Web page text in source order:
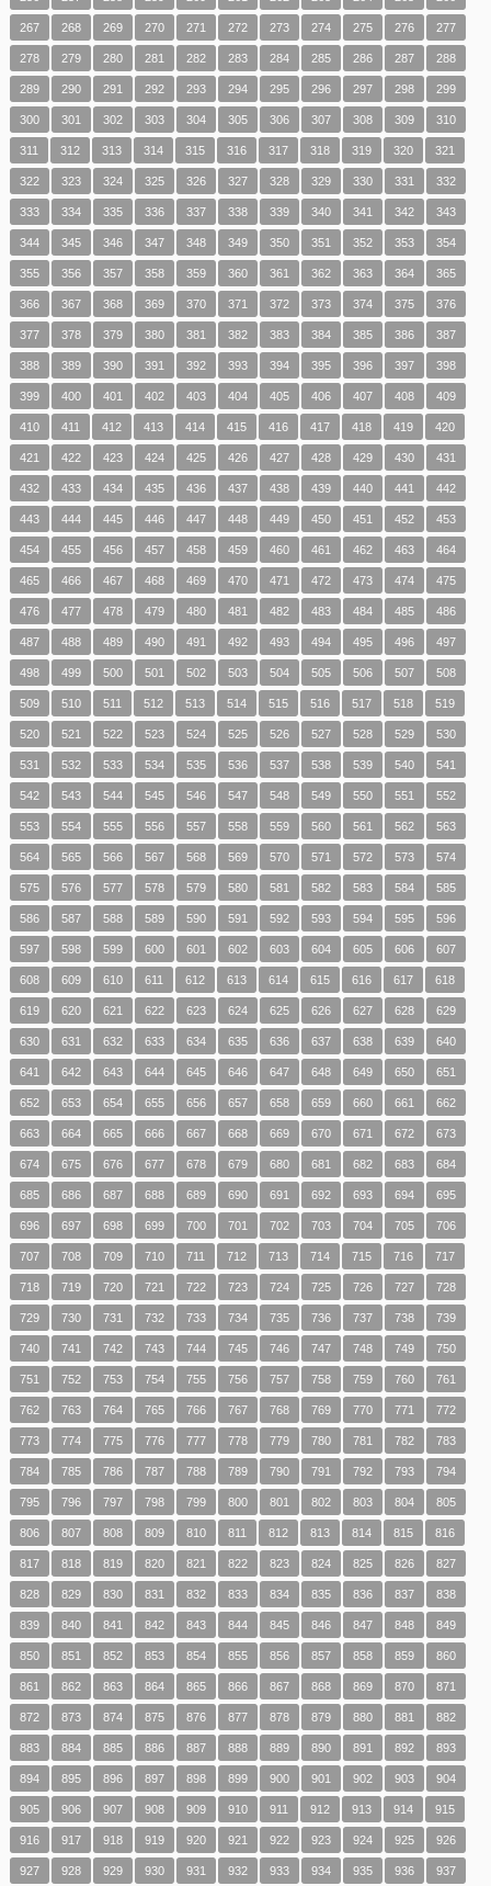
267 268 269 270 271 272 273 274 275 276 277
278 279 280 281 282 283 284 285 286 287 288
289 290 291 292 293 294 295 296 297 298 299
300 301 302 303 304 305 306 307 308 309 310
311 312 313 314 315 316 317 318 319 320 321
322 323 324 325 326 327 328 329 330 331 332
333 334 335 336 337 338 339 340 341 342 343
344 345 346 347 348 349 350 351 352 353 354
355 356 357 358 359 360 361 362 363 364 365
366 367 368 369 370 371 372 373 374 375 376
377 378 379 380 381 382 383 384 385 386 387
388 389 390 391 392 393 394 395 396 397 398
399 400 401 402 403 404 405 406 407 408 409
410 411 412 413 414 415 416 417 418 419 420
421 422 423 424 425 426 427 428 429 430 431
432 433 434 435 436 437 438 439 440 441 442
443 444 445 446 447 448 449 450 451 452 453
454 455 456 457 458 459 460 461 462 463 464
465 466 467 468 469 470 471 472 473 474 475
476 477 478 479 480 481 482 483 484 485 486
487 488 489 490 491 492 493 494 495 496 497
498 499 500 501 502 503 504 505 506 507 508
509 510 511 512 513 514 515 516 517 518 519
520 521 522 523 524 525 526 527 528 529 530
531 532 533 534 535 536 537 538 539 540 541
542 543 544 545 546 547 548 549 550 551 552
553 554 555 556 557 558 559 560 561 562 563
564 565 566 567 568 569 570 571 572 573 574
575 576 577 578 579 580 581 582 583 584 585
586 587 588 589 590 591 592 593 594 595 596
597 598 599 600 601 602 603 604 605 606 607
608 609 610 611 612 613 614 615 616 617 618
619 620 621 622 623 624 625 626 627 628 629
630 631 632 633 634 635 636 637 638 639 640
641 642 643 644 645 646 647 648 649 650 651
652 653 654 655 656 657 658 659 660 661 662
663 664 665 666 667 668 669 670 671 672 673
674 675 676 677 678 679 680 681 682 683 684
685 686 687 688 689 690 691 692 693 694 695
696 697 698 699 700 701 702 703 704 705 706
707 708 709 710 711 712 713 714 715 716 717
718 719 720 721 722 723 724 725 726 727 728
729 730 731 732 733 734 735 736 737 738 739
740 741 742 743 744 745 746 747 748 749 750
751 752 753 754 755 756 757 758 759 760 761
762 763 764 765 766 767 768 769 770 771 772
773 774 775 776 777 778 779 780 781 782 783
784 785 786 787 788 789 790 791 792 793 794
795 796 797 798 799 800 801 802 803 804 805
806 807 808 809 810 811 812 813 814 815 816
817 818 819 820 821 822 823 824 825 826 827
828 829 830 831 832 833 834 835 836 837 838
839 840 841 842 843 844 845 846 847 848 849
850 851 852 853 854 855 856 857 858 859 860
861 862 863 864 865 866 867 868 869 870 871
872 873 874 875 876 877 878 879 880 881 882
883 884 885 886 887 888 889 890 891 892 893
894 895 896 897 898 899 900 901 902 903 904
905 906 907 908 909 910 911 912 913 914 915
916 917 918 919 920 921 922 923 924 925 926
927 928 929 930 931 932 933 934 935 936 937